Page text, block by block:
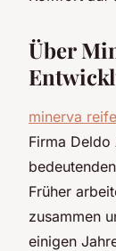
Über
minerva
Firma Deldo
Früher
zusammen
einigen